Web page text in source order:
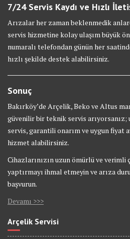
7/24 Servis Kaydı ve Hızlı
Arızalar her zaman beklenmedik
servis hizmetine kolay ulaşım büyük
numaralı telefondan günün her
hızlı şekilde destek alabilirsiniz.
Sonuç
Bakırköy’de Arçelik, Beko ve Altus
güvenilir bir teknik servis arıyorsanız;
servis, garantili onarım ve uygun fiyat
hizmet alabilirsiniz.
Cihazlarınızın uzun ömürlü ve verimli
yaptırmayı ihmal etmeyin ve arıza
başvurun.
Devamı >>>
Arçelik Servisi